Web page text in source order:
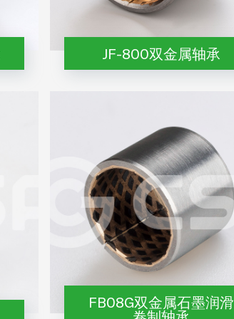
JF-800双金属轴承
FB08G双金属石墨润滑